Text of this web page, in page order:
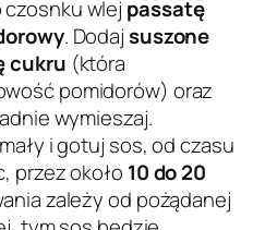
wlej passatę
. Dodajsuszone
cukru (która
pomidorów) oraz
wymieszaj.
i gotuj sos, od czasu
przez około 10 do 20
zależy od pożądanej